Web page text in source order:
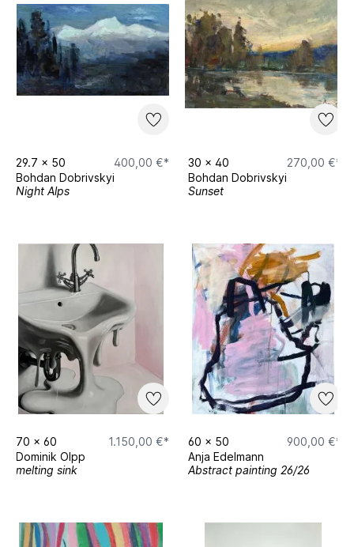
29.7 x 50
400,00 €*
Bohdan Dobrivskyi
Night Alps
30 x 40
270,00 €*
Bohdan Dobrivskyi
Sunset
70 x 60
1.150,00 €*
Dominik Olpp
melting sink
60 x 50
900,00 €*
Anja Edelmann
Abstract painting 26/26